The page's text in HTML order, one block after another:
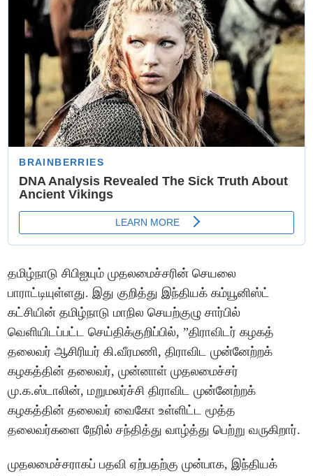
தமிழ்நாடு சிபிஐயும் முதலமைச்சரின் செயலை
பாராட்டியுள்ளது. இது குறித்து இந்தியக் கம்யூனிஸ்ட்
கட்சியின் தமிழ்நாடு மாநில செயற்குழு சார்பில்
வெளியிடப்பட்ட செய்திக்குறிப்பில், ”திராவிடர் கழகத்
தலைவர் ஆசிரியர் கி.வீரமணி, திராவிட முன்னேற்றக்
கழகத்தின் தலைவர், முன்னாள் முதலமைச்சர்
மு.க.ஸ்டாலின், மறுமலர்ச்சி திராவிட முன்னேற்றக்
கழகத்தின் தலைவர் வைகோ உள்ளிட்ட மூத்த
தலைவர்களை நேரில் சந்தித்து வாழ்த்து பெற்று வருகிறார்.
முதலமைச்சராகப் பதவி ஏற்பதற்கு முன்பாக, இந்தியக்